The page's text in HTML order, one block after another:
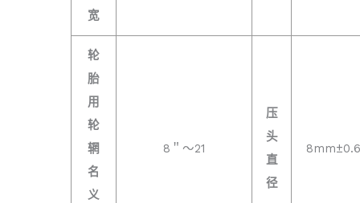
宽
轮
胎
用
轮
辋
名
义
8＂～21
压
头
直
径